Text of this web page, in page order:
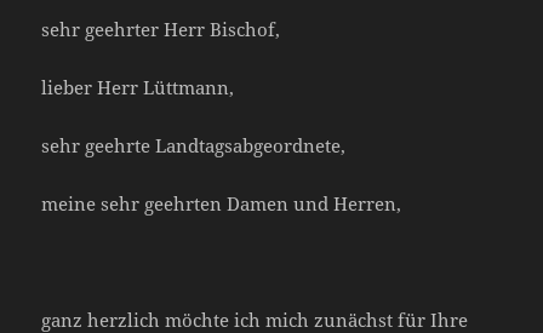
sehr geehrter Herr Bischof,
lieber Herr Lüttmann,
sehr geehrte Landtagsabgeordnete,
meine sehr geehrten Damen und Herren,
ganz herzlich möchte ich mich zunächst für Ihre